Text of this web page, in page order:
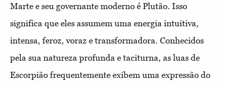
Marte e seu governante moderno é Plutão. Isso
significa que eles assumem uma energia intuitiva,
intensa, feroz, voraz e transformadora. Conhecidos
pela sua natureza profunda e taciturna, as luas de
Escorpião frequentemente exibem uma expressão do